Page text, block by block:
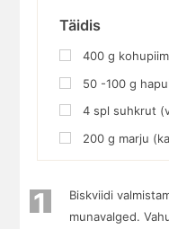
Täidis
400 g
50 -100 g
4 spl suhkrut
200 g marju
1
Biskviidi
munavalged.